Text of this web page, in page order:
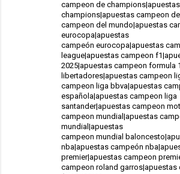
campeon de
champions|apuestas campeon
campeon del mundo|apuestas
eurocopa|apuestas
campeón eurocopa|apuestas
league|apuestas campeon
2025|apuestas campeon formula
libertadores|apuestas campeon
campeon liga bbva|apuestas
española|apuestas campeon liga
santander|apuestas campeon
campeon mundial|apuestas
mundial|apuestas
campeon mundial
nba|apuestas campeón
premier|apuestas campeon
campeon roland garros|apuestas